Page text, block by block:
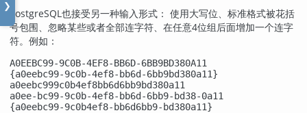
❯
PostgreSQL 也接受另一种输入形式： 使用大写位、标准格式被花括
号包围、忽略某些或者全部连字符、在任意4位组后面增加一个连字
符。例如：
A0EEBC99-9C0B-4EF8-BB6D-6BB9BD380A11
{a0eebc99-9c0b-4ef8-bb6d-6bb9bd380a11}
a0eebc999c0b4ef8bb6d6bb9bd380a11
a0ee-bc99-9c0b-4ef8-bb6d-6bb9-bd38-0a11
{a0eebc99-9c0b4ef8-bb6d6bb9-bd380a11}